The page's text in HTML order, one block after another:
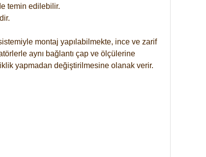
temin edilebilir.
montaj yapılabilmekte, ince ve zarif
aynı bağlantı çap ve ölçülerine
yapmadan değiştirilmesine olanak verir.